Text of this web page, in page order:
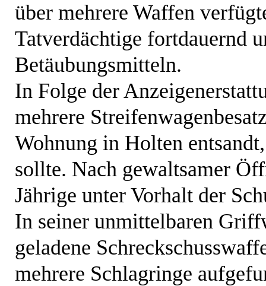
über mehrere Waffen
Tatverdächtige fortdauernd
Betäubungsmitteln.
In Folge der
mehrere
Wohnung in Holten
sollte. Nach gewaltsamer
Jährige unter Vorhalt der
In seiner unmittelbaren
geladene
mehrere Schlagringe